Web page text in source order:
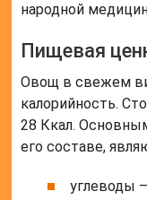
народной
Пищевая
Овощ в свежем
калорийность.
28 Ккал.
его составе,
углеводы